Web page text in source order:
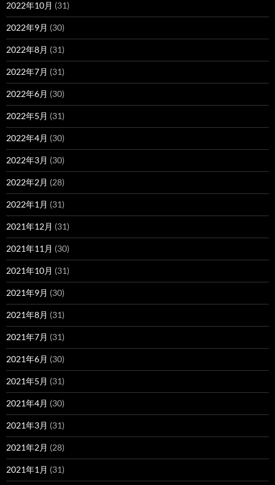
2022年10月 (31)
2022年9月 (30)
2022年8月 (31)
2022年7月 (31)
2022年6月 (30)
2022年5月 (31)
2022年4月 (30)
2022年3月 (30)
2022年2月 (28)
2022年1月 (31)
2021年12月 (31)
2021年11月 (30)
2021年10月 (31)
2021年9月 (30)
2021年8月 (31)
2021年7月 (31)
2021年6月 (30)
2021年5月 (31)
2021年4月 (30)
2021年3月 (31)
2021年2月 (28)
2021年1月 (31)